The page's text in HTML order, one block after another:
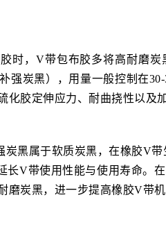
时，V带包布胶多将高耐磨炭
强炭黑），用量一般控制在
胶定伸应力、耐曲挠性以及
黑属于软质炭黑，在橡胶V带
长V带使用性能与使用寿命。
炭黑，进一步提高橡胶V带机